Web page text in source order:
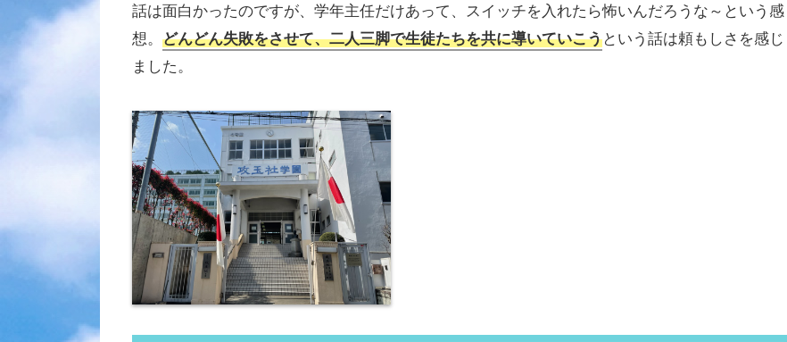
話は面白かったのですが、学年主任だけあって、スイッチを入れたら怖いんだろうな～という感
想。 どんどん失敗をさせて、二人三脚で生徒たちを共に導いていこうという話は頼もしさを感じ
ました。